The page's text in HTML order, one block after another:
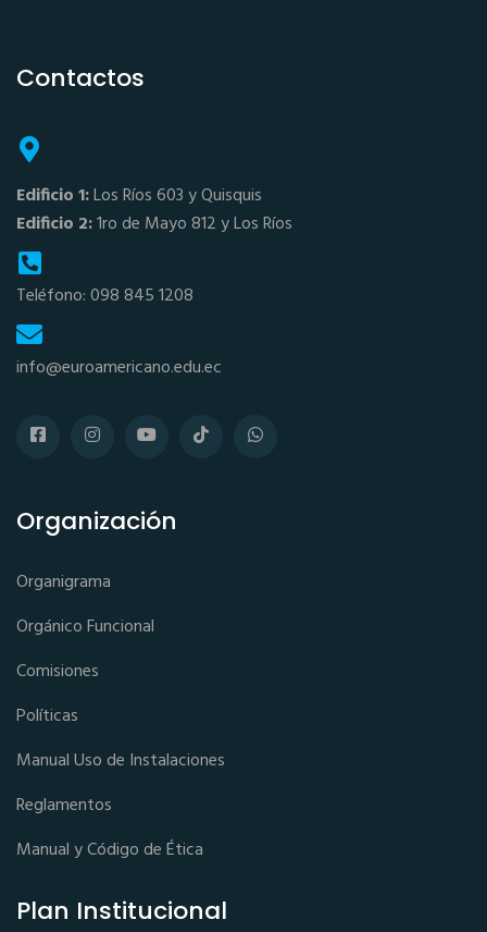
Contactos
Edificio 1:Los Ríos 603 y Quisquis
Edificio 2:1ro de Mayo 812 y Los Ríos
Teléfono: 098 845 1208
info@euroamericano.edu.ec
Organización
Organigrama
Orgánico Funcional
Comisiones
Políticas
Manual Uso de Instalaciones
Reglamentos
Manual y Código de Ética
Plan Institucional